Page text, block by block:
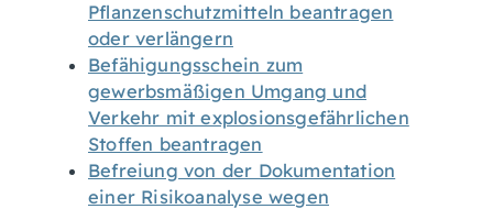
Pflanzenschutzmitteln beantragen
oder verlängern
Befähigungsschein zum
gewerbsmäßigen Umgang und
Verkehr mit explosionsgefährlichen
Stoffen beantragen
Befreiung von der Dokumentation
einer Risikoanalyse wegen